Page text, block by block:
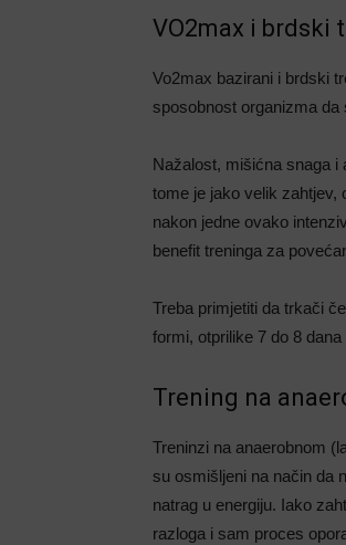
VO2max i brdski
Vo2max bazirani i brdski
sposobnost organizma
Nažalost, mišićna snaga i
tome je jako velik zahtjev,
nakon jedne ovako
benefit treninga za
Treba primjetiti da trkači
formi, otprilike 7 do 8
Trening na
Treninzi na anaerobnom
su osmišljeni na način da
natrag u energiju. Iako
razloga i sam proces